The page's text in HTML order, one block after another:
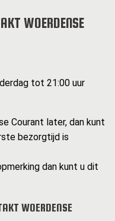
WOERDENSE
tot 21:00 uur
Courant later, dan kunt
bezorgtijd is
dan kunt u dit
WOERDENSE